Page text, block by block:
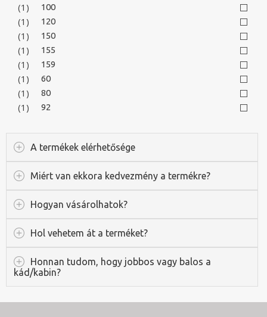
100
(1)
120
(1)
150
(1)
155
(1)
159
(1)
60
(1)
80
(1)
92
(1)
A termékek elérhetősége
Miért van ekkora kedvezmény a termékre?
Hogyan vásárolhatok?
Hol vehetem át a terméket?
Honnan tudom, hogy jobbos vagy balos a
kád/kabin?